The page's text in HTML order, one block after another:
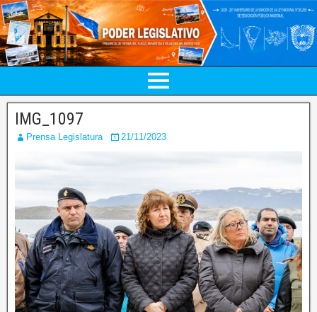
IMG_1097
Prensa Legislatura 21/11/2023